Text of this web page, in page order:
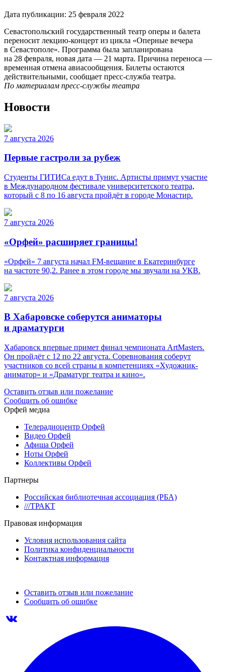
Дата публикации: 25 февраля 2022
Севастопольский государственный театр оперы и балета
переносит лекцию-концерт из цикла «Оперные вечера
в Севастополе». Программа была запланирована
на 28 февраля, новая дата — 21 марта. Причина переноса —
временная отмена авиасообщения. Билеты остаются
действительными, сообщает пресс-служба театра.
По материалам пресс-службы театра
Новости
7 августа 2026
Первые гастроли за рубеж
Студенты ГИТИСа едут в Тунис. Артисты примут участие
в Международном фестивале университетского театра,
который с 8 по 16 августа пройдёт в городе Монастир.
7 августа 2026
«Орфей» расширяет границы!
«Орфей» 7 августа начал FM-вещание в Екатеринбурге
на частоте 90,2. Ранее в этом городе мы звучали на УКВ.
7 августа 2026
В Хабаровске соберутся аниматоры
и драматурги
Хабаровск впервые примет финал чемпионата ArtMasters.
Он пройдёт с 12 по 22 августа. Соревнования соберут
участников со всей страны в компетенциях «Художник-
аниматор» и «Драматург театра и кино».
Оставить отзыв или пожелание
Сообщить об ошибке
Орфей медиа
Телерадиоцентр Орфей
Видео Орфей
Афиша Орфей
Ноты Орфей
Коллективы Орфей
Партнеры
Российская библиотечная ассоциация (РБА)
///ТРАКТ
Правовая информация
Условия использования сайта
Политика конфиденциальности
Контактная информация
Оставить отзыв или пожелание
Сообщить об ошибке